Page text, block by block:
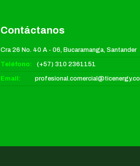
Contáctanos
Cra 26 No. 40 A - 06, Bucaramanga, Santander
Teléfono: (+57) 310 2361151
Email: profesional.comercial@ticenergy.co